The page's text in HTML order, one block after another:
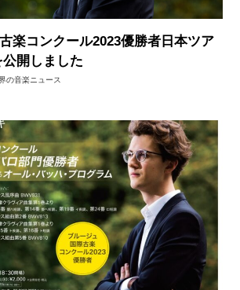
楽コンクール2023優勝者日本ツア
開しました
の音楽ニュース